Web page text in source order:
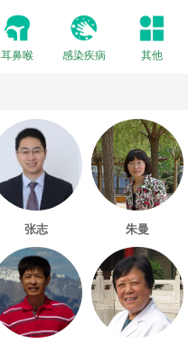
耳鼻喉 感染疾病 其他
张志 朱曼